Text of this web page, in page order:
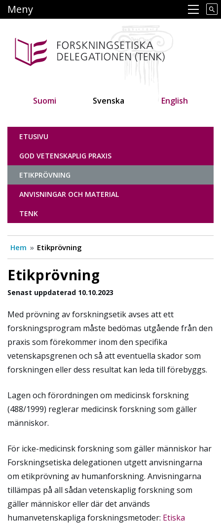
till
Main navigation
Meny
Suomi Svenska English
Tutkimuseettinen neuvottelukunta
ETUSIVU
GOD VETENSKAPLIG PRAXIS
ETIKPRÖVNING
ANVISNINGAR OCH MATERIAL
TENK
Hem Etikprövning
Etikprövning
Senast uppdaterad 10.10.2023
Med prövning av forskningsetik avses att ett
forskningsprogram måste bedömas utgående från den
praxis som förekommer inom den specifika
vetenskapsgrenen och så att eventuella skador som
forskningen eller dess resultat kan leda till förebyggs.
Lagen och förordningen om medicinsk forskning
(488/1999) reglerar medicinsk forskning som gäller
människor.
För icke-medicinsk forskning som gäller människor har
Forskningsetiska delegationen utgett anvisningarna
om etikprövning av humanforskning. Anvisningarna
tillämpas på all sådan vetenskaplig forskning som
gäller människor eller där det används
humanvetenskapliga forskningsmetoder: Etiska